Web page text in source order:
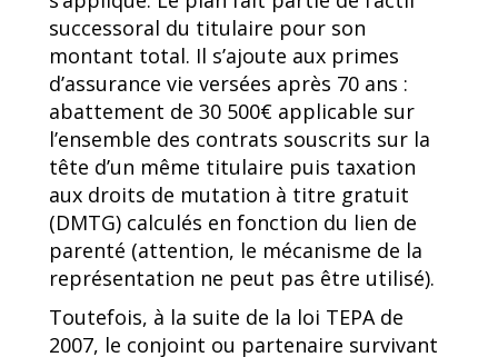
successoral du titulaire pour son
montant total. Il s’ajoute aux primes
d’assurance vie versées après 70 ans :
abattement de 30 500€ applicable sur
l’ensemble des contrats souscrits sur la
tête d’un même titulaire puis taxation
aux droits de mutation à titre gratuit
(DMTG) calculés en fonction du lien de
parenté (attention, le mécanisme de la
représentation ne peut pas être utilisé).
Toutefois, à la suite de la loi TEPA de
2007, le conjoint ou partenaire survivant